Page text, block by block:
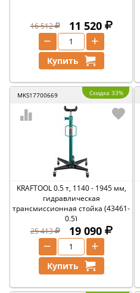
16 512 11 520
+
−
Купить
MKS17700669 Скидка 33%
KRAFTOOL 0.5 т, 1140 - 1945 мм,
гидравлическая
трансмиссионная стойка (43461-
0.5)
25 413
19 090
+
−
Купить